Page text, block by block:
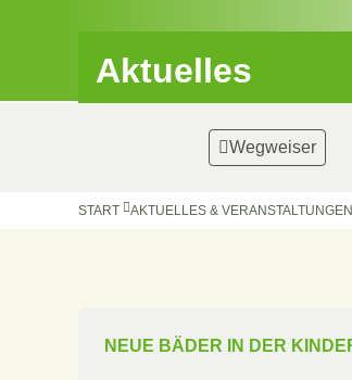
Aktuelles
Wegweiser
START AKTUELLES & VERANSTALTUNGEN
NEUE BÄDER IN DER